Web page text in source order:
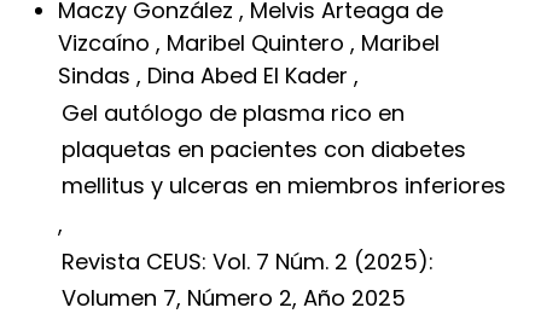
Maczy González , Melvis Arteaga de
Vizcaíno , Maribel Quintero , Maribel
Sindas , Dina Abed El Kader ,
Gel autólogo de plasma rico en
plaquetas en pacientes con diabetes
mellitus y ulceras en miembros inferiores
,
Revista CEUS: Vol. 7 Núm. 2 (2025):
Volumen 7, Número 2, Año 2025